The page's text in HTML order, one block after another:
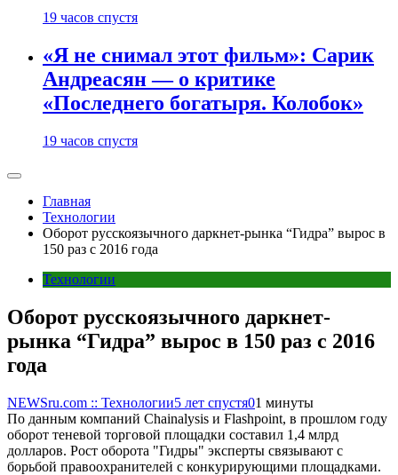
19 часов спустя
«Я не снимал этот фильм»: Сарик
Андреасян — о критике
«Последнего богатыря. Колобок»
19 часов спустя
Главная
Технологии
Оборот русскоязычного даркнет-рынка “Гидра” вырос в
150 раз с 2016 года
Технологии
Оборот русскоязычного даркнет-
рынка “Гидра” вырос в 150 раз с 2016
года
NEWSru.com :: Технологии5 лет спустя01 минуты
По данным компаний Chainalysis и Flashpoint, в прошлом году
оборот теневой торговой площадки составил 1,4 млрд
долларов. Рост оборота "Гидры" эксперты связывают с
борьбой правоохранителей с конкурирующими площадками.